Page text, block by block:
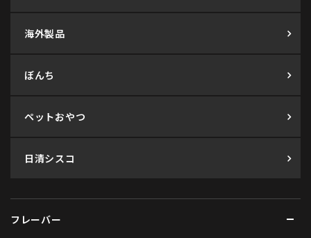
海外製品
ぼんち
ペットおやつ
日清シスコ
フレーバー